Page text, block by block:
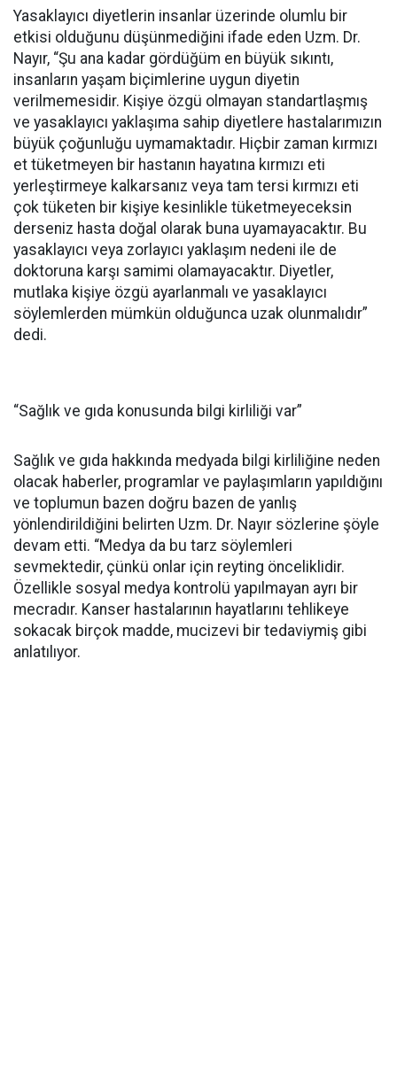
Yasaklayıcı diyetlerin insanlar üzerinde olumlu bir
etkisi olduğunu düşünmediğini ifade eden Uzm. Dr.
Nayır, “Şu ana kadar gördüğüm en büyük sıkıntı,
insanların yaşam biçimlerine uygun diyetin
verilmemesidir. Kişiye özgü olmayan standartlaşmış
ve yasaklayıcı yaklaşıma sahip diyetlere hastalarımızın
büyük çoğunluğu uymamaktadır. Hiçbir zaman kırmızı
et tüketmeyen bir hastanın hayatına kırmızı eti
yerleştirmeye kalkarsanız veya tam tersi kırmızı eti
çok tüketen bir kişiye kesinlikle tüketmeyeceksin
derseniz hasta doğal olarak buna uyamayacaktır. Bu
yasaklayıcı veya zorlayıcı yaklaşım nedeni ile de
doktoruna karşı samimi olamayacaktır. Diyetler,
mutlaka kişiye özgü ayarlanmalı ve yasaklayıcı
söylemlerden mümkün olduğunca uzak olunmalıdır”
dedi.
“Sağlık ve gıda konusunda bilgi kirliliği var”
Sağlık ve gıda hakkında medyada bilgi kirliliğine neden
olacak haberler, programlar ve paylaşımların yapıldığını
ve toplumun bazen doğru bazen de yanlış
yönlendirildiğini belirten Uzm. Dr. Nayır sözlerine şöyle
devam etti. “Medya da bu tarz söylemleri
sevmektedir, çünkü onlar için reyting önceliklidir.
Özellikle sosyal medya kontrolü yapılmayan ayrı bir
mecradır. Kanser hastalarının hayatlarını tehlikeye
sokacak birçok madde, mucizevi bir tedaviymiş gibi
anlatılıyor.